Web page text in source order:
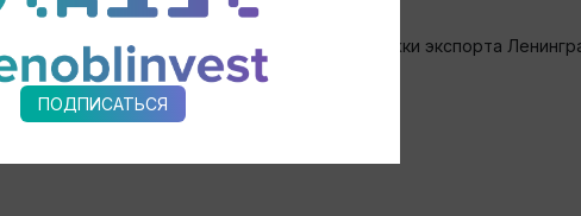
площадок организовал Центр поддержки экспорта
Wildberries.
ПОДПИСАТЬСЯ